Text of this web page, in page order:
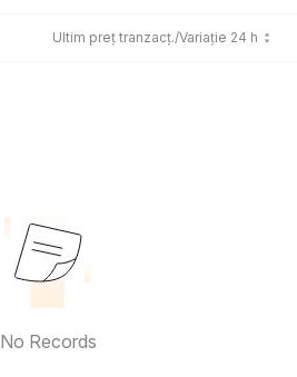
Ultim preț tranzacț./Variație 24 h
No Records